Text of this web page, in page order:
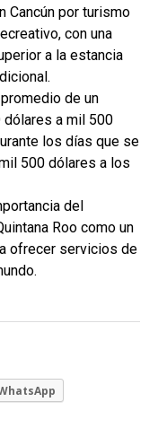
Cancún por turismo
con una
a la estancia
de un
dólares a mil 500
los días que se
500 dólares a los
del
Roo como un
ofrecer servicios de